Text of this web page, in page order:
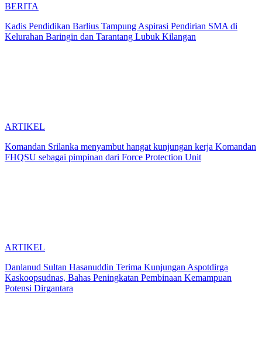
BERITA
Kadis Pendidikan Barlius Tampung Aspirasi Pendirian SMA di
Kelurahan Baringin dan Tarantang Lubuk Kilangan
ARTIKEL
Komandan Srilanka menyambut hangat kunjungan kerja Komandan
FHQSU sebagai pimpinan dari Force Protection Unit
ARTIKEL
Danlanud Sultan Hasanuddin Terima Kunjungan Aspotdirga
Kaskoopsudnas, Bahas Peningkatan Pembinaan Kemampuan
Potensi Dirgantara